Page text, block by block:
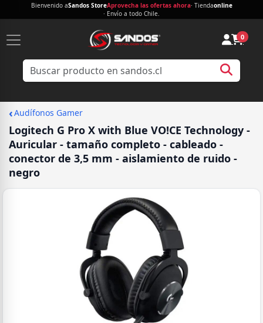
Bienvenido aSandos StoreAprovecha las ofertas ahora· Tiendaonline
· Envío a todo Chile.
0
‹Audífonos Gamer
Logitech G Pro X with Blue VO!CE Technology -
Auricular - tamaño completo - cableado -
conector de 3,5 mm - aislamiento de ruido -
negro